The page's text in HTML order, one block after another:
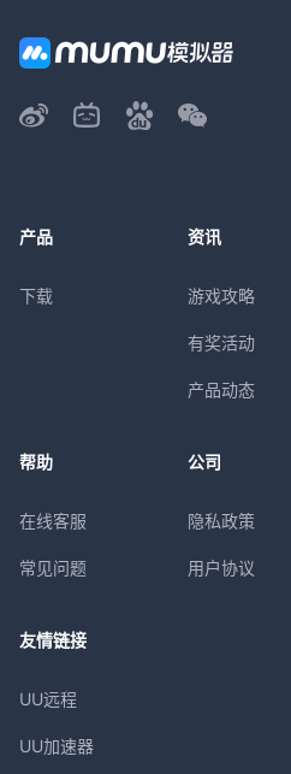
产品
下载
资讯
游戏攻略
有奖活动
产品动态
帮助
在线客服
常见问题
公司
隐私政策
用户协议
友情链接
UU远程
UU加速器